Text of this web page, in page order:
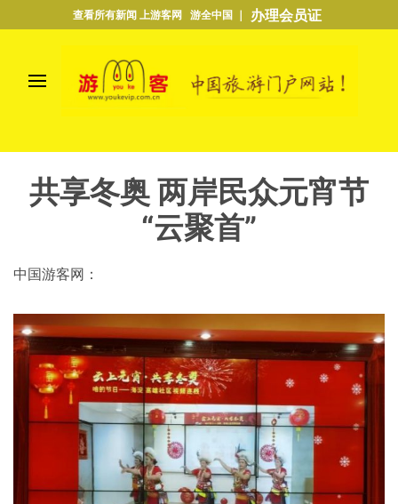
查看所有新闻 上游客网 游全中国 ｜ 办理会员证
共享冬奥 两岸民众元宵节
“云聚首”
中国游客网：